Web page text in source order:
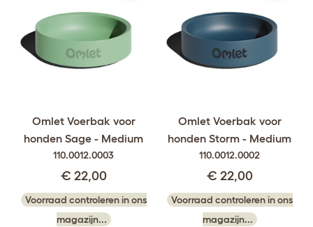
Omlet Voerbak voor
honden Sage - Medium
110.0012.0003
€ 22,00
Voorraad controleren in ons
magazijn...
Omlet Voerbak voor
honden Storm - Medium
110.0012.0002
€ 22,00
Voorraad controleren in ons
magazijn...